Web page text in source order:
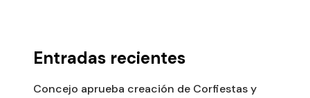
Entradas recientes
Concejo aprueba creación de Corfiestas y